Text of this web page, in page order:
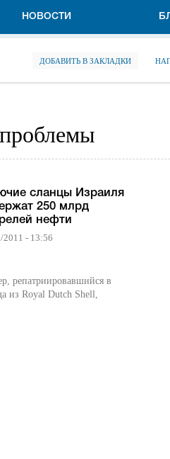
НОВОСТИ
ДОБАВИТЬ В ЗАКЛАДКИ
сланцы Израиля
250 млрд
нефти
2011 - 13:56
репатриировавшийся в
из Royal Dutch Shell,